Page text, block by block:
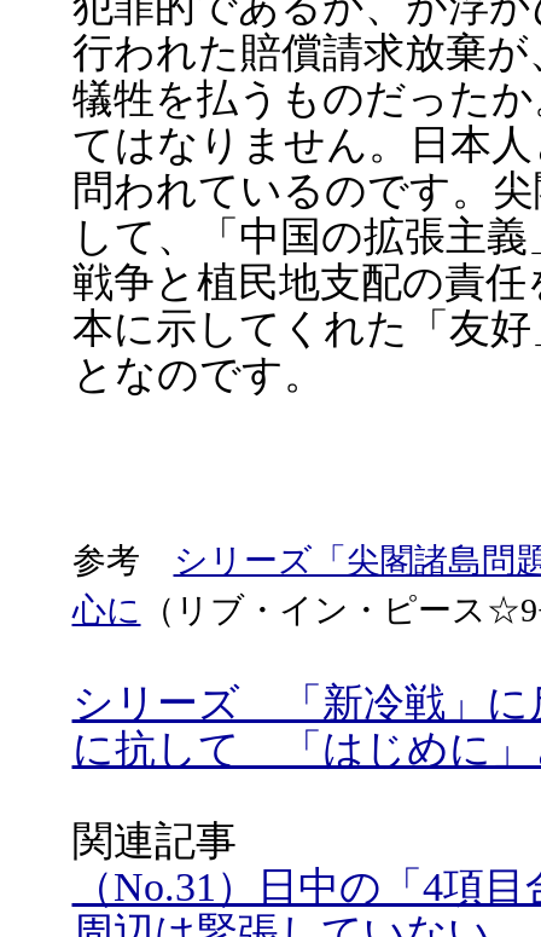
行われた賠償請求放棄
犠牲を払うものだった
てはなりません。日本
問われているのです。
して、「中国の拡張主
戦争と植民地支配の責
本に示してくれた「友
となのです。
参考
シリーズ「尖閣諸島
心に
（リブ・イン・ピース
シリーズ 「新冷戦」
に抗して 「はじめに」
関連記事
（No.31）日中の「4項